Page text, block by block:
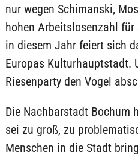
nur wegen Schimanski,
hohen Arbeitslosenzahl
in diesem Jahr feiert sich
Europas Kulturhauptstadt.
Riesenparty den Vogel
Die Nachbarstadt Bochum
sei zu groß, zu
Menschen in die Stadt